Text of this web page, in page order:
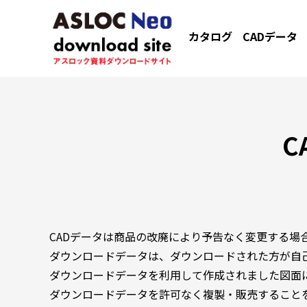
カタログ CADデータ
CADデータは商品の改廃により予告なく変更する場
ダウンロードデータは、ダウンロードされた方が
ダウンロードデータを利用して作成されました図
ダウンロードデータを許可なく複製・販売すること